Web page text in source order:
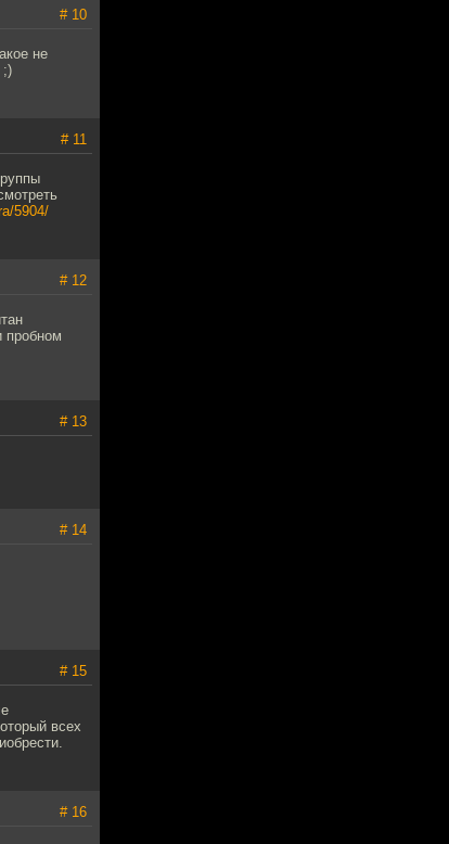
# 10
не
;)
# 11
5904/
# 12
пробном
# 13
# 14
# 15
всех
# 16